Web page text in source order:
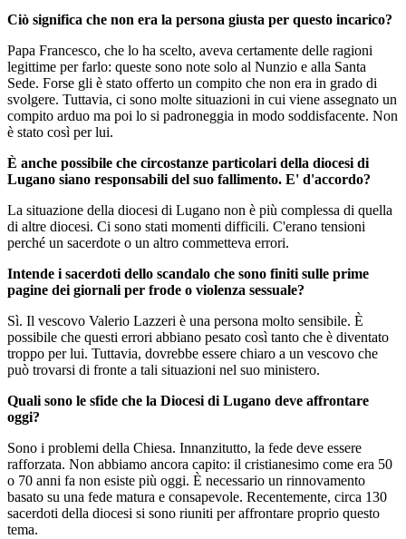
Ciò significa che non era la persona giusta per questo incarico?
Papa Francesco, che lo ha scelto, aveva certamente delle ragioni
legittime per farlo: queste sono note solo al Nunzio e alla Santa
Sede. Forse gli è stato offerto un compito che non era in grado di
svolgere. Tuttavia, ci sono molte situazioni in cui viene assegnato un
compito arduo ma poi lo si padroneggia in modo soddisfacente. Non
è stato così per lui.
È anche possibile che circostanze particolari della diocesi di
Lugano siano responsabili del suo fallimento. E' d'accordo?
La situazione della diocesi di Lugano non è più complessa di quella
di altre diocesi. Ci sono stati momenti difficili. C'erano tensioni
perché un sacerdote o un altro commetteva errori.
Intende i sacerdoti dello scandalo che sono finiti sulle prime
pagine dei giornali per frode o violenza sessuale?
Sì. Il vescovo Valerio Lazzeri è una persona molto sensibile. È
possibile che questi errori abbiano pesato così tanto che è diventato
troppo per lui. Tuttavia, dovrebbe essere chiaro a un vescovo che
può trovarsi di fronte a tali situazioni nel suo ministero.
Quali sono le sfide che la Diocesi di Lugano deve affrontare
oggi?
Sono i problemi della Chiesa. Innanzitutto, la fede deve essere
rafforzata. Non abbiamo ancora capito: il cristianesimo come era 50
o 70 anni fa non esiste più oggi. È necessario un rinnovamento
basato su una fede matura e consapevole. Recentemente, circa 130
sacerdoti della diocesi si sono riuniti per affrontare proprio questo
tema.